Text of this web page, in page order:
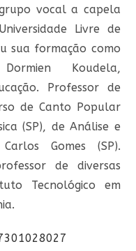
vocal a capela
Livre de
sua formação como
Koudela,
Professor de
de Canto Popular
(SP), de Análise e
Gomes (SP).
de diversas
Tecnológico em